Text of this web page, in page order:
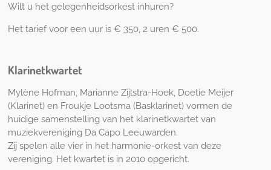
Wilt u het gelegenheidsorkest inhuren?
Het tarief voor een uur is € 350, 2 uren € 500.
Klarinetkwartet
Mylène Hofman, Marianne Zijlstra-Hoek, Doetie Meijer
(Klarinet) en Froukje Lootsma (Basklarinet) vormen de
huidige samenstelling van het klarinetkwartet van
muziekvereniging Da Capo Leeuwarden.
Zij spelen alle vier in het harmonie-orkest van deze
vereniging. Het kwartet is in 2010 opgericht.